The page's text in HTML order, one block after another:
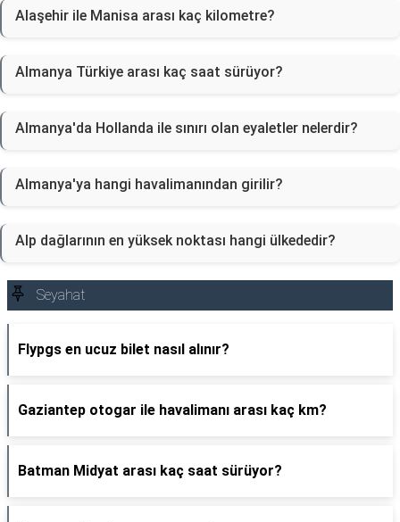
Alaşehir ile Manisa arası kaç kilometre?
Almanya Türkiye arası kaç saat sürüyor?
Almanya'da Hollanda ile sınırı olan eyaletler nelerdir?
Almanya'ya hangi havalimanından girilir?
Alp dağlarının en yüksek noktası hangi ülkededir?
Seyahat
Flypgs en ucuz bilet nasıl alınır?
Gaziantep otogar ile havalimanı arası kaç km?
Batman Midyat arası kaç saat sürüyor?